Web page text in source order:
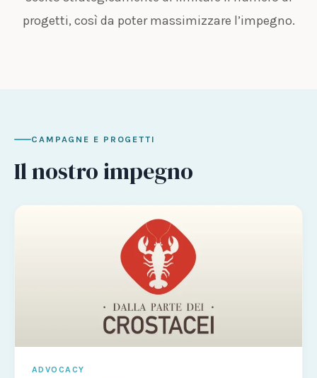
progetti, così da poter massimizzare l’impegno.
CAMPAGNE E PROGETTI
Il nostro impegno
ADVOCACY